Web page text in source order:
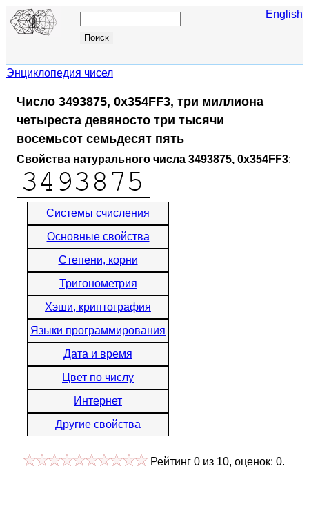
English
Энциклопедия чисел
Число 3493875, 0x354FF3, три миллиона
четыреста девяносто три тысячи
восемьсот семьдесят пять
Свойства натурального числа 3493875, 0x354FF3:
Системы счисления
Основные свойства
Степени, корни
Тригонометрия
Хэши, криптография
Языки программирования
Дата и время
Цвет по числу
Интернет
Другие свойства
Рейтинг 0 из 10, оценок: 0.